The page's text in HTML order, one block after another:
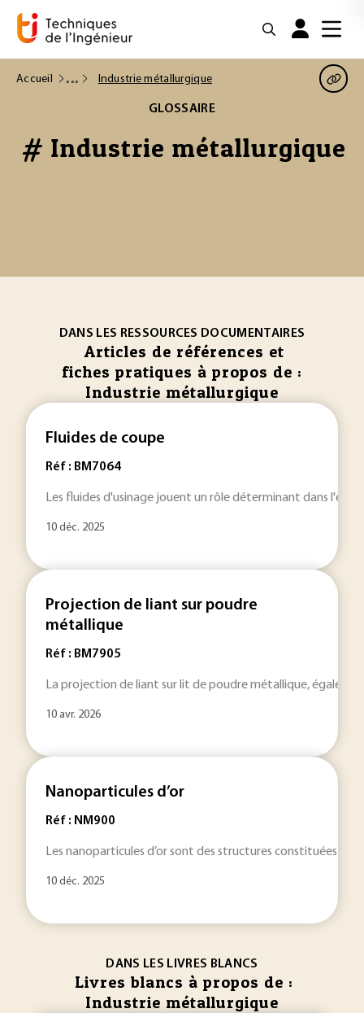
Accueil Industrie métallurgique
GLOSSAIRE
# Industrie métallurgique
DANS LES RESSOURCES DOCUMENTAIRES
Articles de références et
fiches pratiques à propos de :
Industrie métallurgique
Fluides de coupe
Réf : BM7064
Les fluides d'usinage jouent un rôle déterminant dans
10 déc. 2025
Projection de liant sur poudre
métallique
Réf : BM7905
La projection de liant sur lit de poudre métallique,
10 avr. 2026
Nanoparticules d’or
Réf : NM900
Les nanoparticules d’or sont des structures constituées de
10 déc. 2025
DANS LES LIVRES BLANCS
Livres blancs à propos de :
Industrie métallurgique